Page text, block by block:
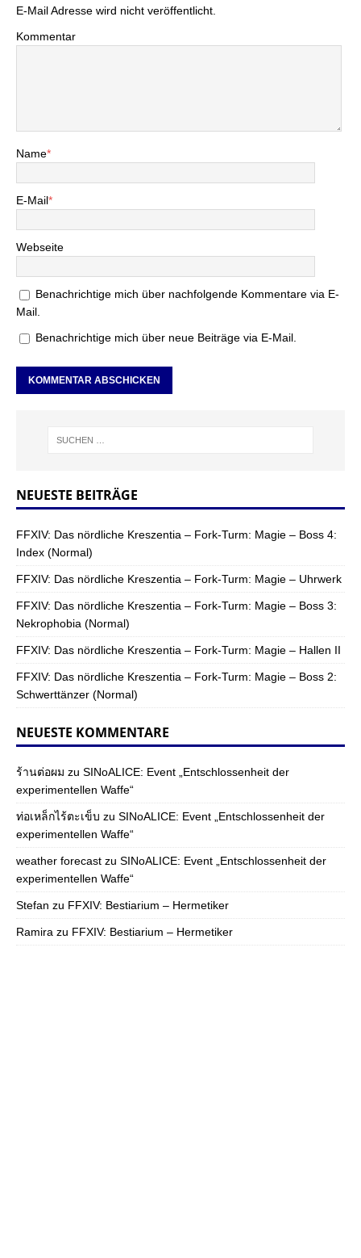
E-Mail Adresse wird nicht veröffentlicht.
Kommentar
Name*
E-Mail*
Webseite
Benachrichtige mich über nachfolgende Kommentare via E-
Mail.
Benachrichtige mich über neue Beiträge via E-Mail.
NEUESTE BEITRÄGE
FFXIV: Das nördliche Kreszentia – Fork-Turm: Magie – Boss 4:
Index (Normal)
FFXIV: Das nördliche Kreszentia – Fork-Turm: Magie – Uhrwerk
FFXIV: Das nördliche Kreszentia – Fork-Turm: Magie – Boss 3:
Nekrophobia (Normal)
FFXIV: Das nördliche Kreszentia – Fork-Turm: Magie – Hallen II
FFXIV: Das nördliche Kreszentia – Fork-Turm: Magie – Boss 2:
Schwerttänzer (Normal)
NEUESTE KOMMENTARE
ร้านต่อผม zu SINoALICE: Event „Entschlossenheit der
experimentellen Waffe“
ท่อเหล็กไร้ตะเข็บ zu SINoALICE: Event „Entschlossenheit der
experimentellen Waffe“
weather forecast zu SINoALICE: Event „Entschlossenheit der
experimentellen Waffe“
Stefan zu FFXIV: Bestiarium – Hermetiker
Ramira zu FFXIV: Bestiarium – Hermetiker